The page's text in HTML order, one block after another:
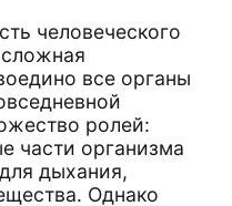
человеческого
все органы
ролей:
части организма
дыхания,
Однако